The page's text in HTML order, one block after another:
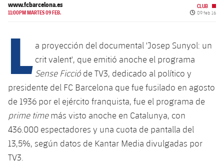
plusicon
más
Estructura ejecutiva
Organigramas
chevron-right
label.aria.chevronright
plusicon
más
Barça Academy
Más que un club
plusicon
más
Década a década
Actualidad
Calendario
Entradas
Resultados
Clasificaciones
Jugadoras
Barça Atlètic
Actualidad
Calendario
Entradas
Resultados
Clasificaciones
Barça Legends
plusicon
más
Contacto
Jugadores
Partidos
Noticias
Formativo masculino
plusicon
más
Actualidad
Juvenil A
Formativo femenino
plusicon
más
Actualidad
F. Barça Genuine
www.fcbarcelona.es
11:00PM MARTES 09 FEB.
CLUB
Fecha de
09 feb 16
L a proyección del documental 'Josep Sunyol: un
crit valent', que emitió anoche el programa
Sense Ficció de TV3, dedicado al político y
presidente del FC Barcelona que fue fusilado en agosto
de 1936 por el ejército franquista, fue el programa de
prime timemás visto anoche en Catalunya, con
436.000 espectadores y una cuota de pantalla del
13,5%, según datos de Kantar Media divulgadas por
TV3.